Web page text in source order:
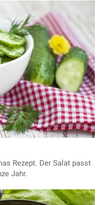
Rezept. Der Salat passt
Jahr.